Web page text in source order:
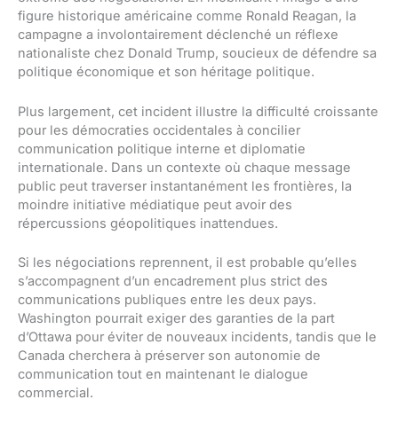
figure historique américaine comme Ronald Reagan, la
campagne a involontairement déclenché un réflexe
nationaliste chez Donald Trump, soucieux de défendre sa
politique économique et son héritage politique.
Plus largement, cet incident illustre la difficulté croissante
pour les démocraties occidentales à concilier
communication politique interne et diplomatie
internationale. Dans un contexte où chaque message
public peut traverser instantanément les frontières, la
moindre initiative médiatique peut avoir des
répercussions géopolitiques inattendues.
Si les négociations reprennent, il est probable qu’elles
s’accompagnent d’un encadrement plus strict des
communications publiques entre les deux pays.
Washington pourrait exiger des garanties de la part
d’Ottawa pour éviter de nouveaux incidents, tandis que le
Canada cherchera à préserver son autonomie de
communication tout en maintenant le dialogue
commercial.